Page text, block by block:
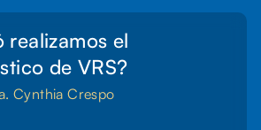
realizamos el
de VRS?
Cynthia Crespo